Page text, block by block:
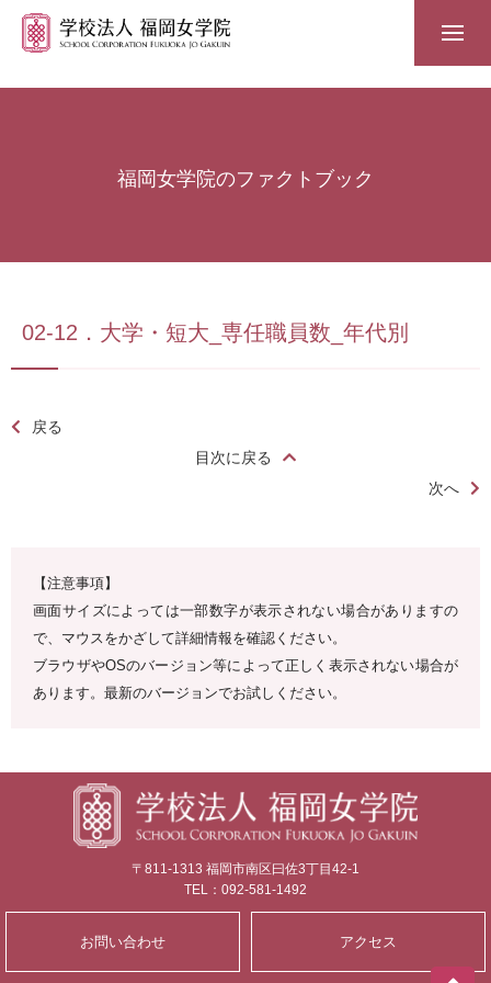
福岡女学院のファクトブック
02-12．大学・短大_専任職員数_年代別
戻る
目次に戻る
次へ
【注意事項】
画面サイズによっては一部数字が表示されない場合がありますの
で、マウスをかざして詳細情報を確認ください。
ブラウザやOSのバージョン等によって正しく表示されない場合が
あります。最新のバージョンでお試しください。
〒811-1313 福岡市南区曰佐3丁目42-1
TEL：092-581-1492
お問い合わせ アクセス